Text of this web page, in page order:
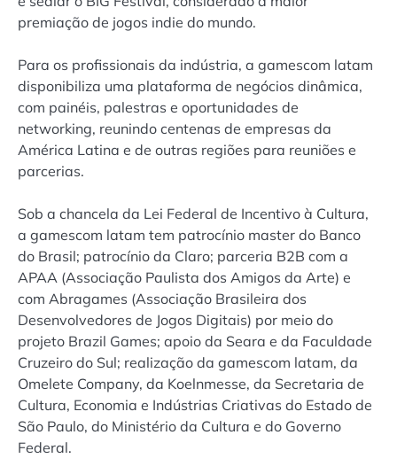
premiação de jogos indie do mundo.
Para os profissionais da indústria, a gamescom latam
disponibiliza uma plataforma de negócios dinâmica,
com painéis, palestras e oportunidades de
networking, reunindo centenas de empresas da
América Latina e de outras regiões para reuniões e
parcerias.
Sob a chancela da Lei Federal de Incentivo à Cultura,
a gamescom latam tem patrocínio master do Banco
do Brasil; patrocínio da Claro; parceria B2B com a
APAA (Associação Paulista dos Amigos da Arte) e
com Abragames (Associação Brasileira dos
Desenvolvedores de Jogos Digitais) por meio do
projeto Brazil Games; apoio da Seara e da Faculdade
Cruzeiro do Sul; realização da gamescom latam, da
Omelete Company, da Koelnmesse, da Secretaria de
Cultura, Economia e Indústrias Criativas do Estado de
São Paulo, do Ministério da Cultura e do Governo
Federal.